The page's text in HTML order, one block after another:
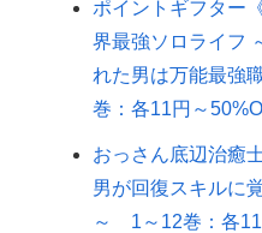
ポイントギフター
界最強ソロライフ
れた男は万能最強
巻：各11円～
おっさん底辺治癒
男が回復スキルに
～ 1～12巻：各